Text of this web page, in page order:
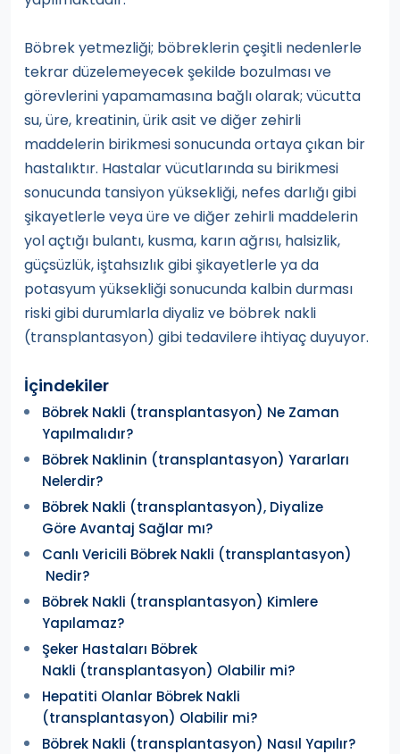
Böbrek yetmezliği; böbreklerin çeşitli nedenlerle
tekrar düzelemeyecek şekilde bozulması ve
görevlerini yapamamasına bağlı olarak; vücutta
su, üre, kreatinin, ürik asit ve diğer zehirli
maddelerin birikmesi sonucunda ortaya çıkan bir
hastalıktır. Hastalar vücutlarında su birikmesi
sonucunda tansiyon yüksekliği, nefes darlığı gibi
şikayetlerle veya üre ve diğer zehirli maddelerin
yol açtığı bulantı, kusma, karın ağrısı, halsizlik,
güçsüzlük, iştahsızlık gibi şikayetlerle ya da
potasyum yüksekliği sonucunda kalbin durması
riski gibi durumlarla diyaliz ve böbrek nakli
(transplantasyon) gibi tedavilere ihtiyaç duyuyor.
İçindekiler
Böbrek Nakli (transplantasyon) Ne Zaman
Yapılmalıdır?
Böbrek Naklinin (transplantasyon) Yararları
Nelerdir?
Böbrek Nakli (transplantasyon), Diyalize
Göre Avantaj Sağlar mı?
Canlı Vericili Böbrek Nakli (transplantasyon)
Nedir?
Böbrek Nakli (transplantasyon) Kimlere
Yapılamaz?
Şeker Hastaları Böbrek
Nakli (transplantasyon) Olabilir mi?
Hepatiti Olanlar Böbrek Nakli
(transplantasyon) Olabilir mi?
Böbrek Nakli (transplantasyon) Nasıl Yapılır?